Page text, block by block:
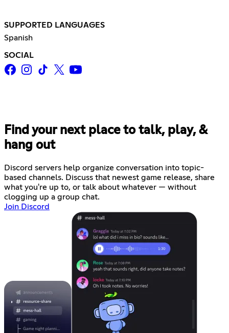
SUPPORTED LANGUAGES
Spanish
SOCIAL
Find your next place to talk, play, &
hang out
Discord servers help organize conversation into topic-
based channels. Discuss that newest game release, share
what you're up to, or talk about whatever — without
clogging up a group chat.
Join Discord